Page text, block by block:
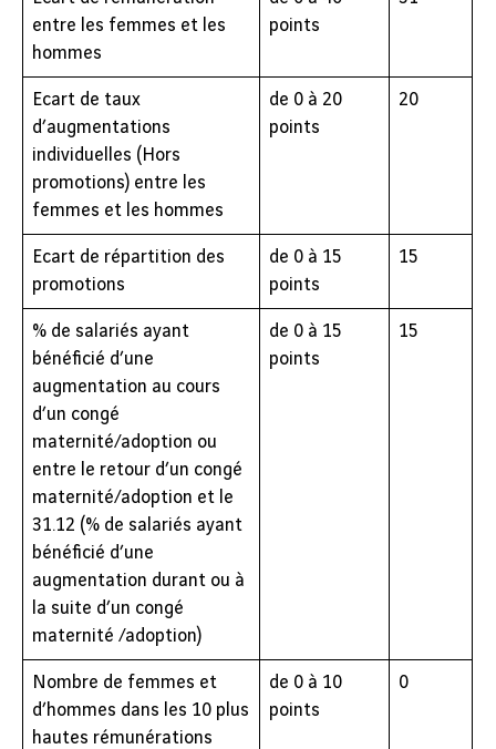
entre les femmes et les
hommes
points
Ecart de taux
d’augmentations
individuelles (Hors
promotions) entre les
femmes et les hommes
de 0 à 20
points
20
Ecart de répartition des
promotions
de 0 à 15
points
15
% de salariés ayant
bénéficié d’une
augmentation au cours
d’un congé
maternité/adoption ou
entre le retour d’un congé
maternité/adoption et le
31.12 (% de salariés ayant
bénéficié d’une
augmentation durant ou à
la suite d’un congé
maternité /adoption)
de 0 à 15
points
15
Nombre de femmes et
d’hommes dans les 10 plus
hautes rémunérations
de 0 à 10
points
0